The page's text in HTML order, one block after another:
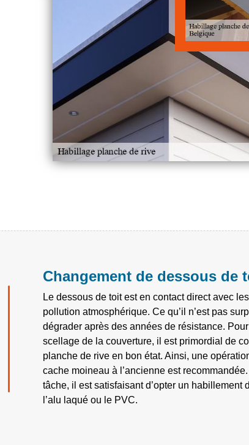
Changement de dessous de
Le dessous de toit est en contact direct avec
pollution atmosphérique. Ce qu’il n’est pas
dégrader après des années de résistance.
scellage de la couverture, il est primordial de
planche de rive en bon état. Ainsi, une
cache moineau à l’ancienne est
tâche, il est satisfaisant d’opter un habillement
l’alu laqué ou le PVC.